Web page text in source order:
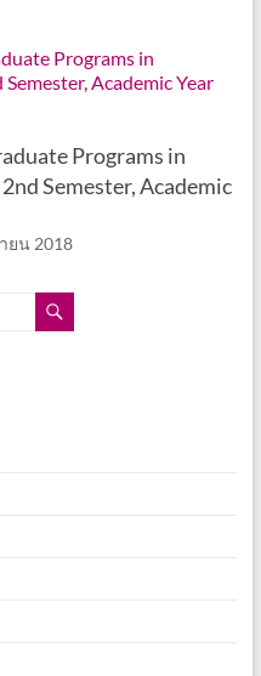
Programs in
Semester, Academic
ยน 2018